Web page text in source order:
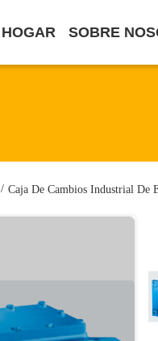
HOGAR SOBRE
/ Caja De Cambios Industrial De